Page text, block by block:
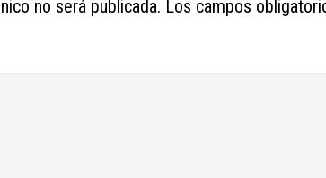
no será publicada. Los campos